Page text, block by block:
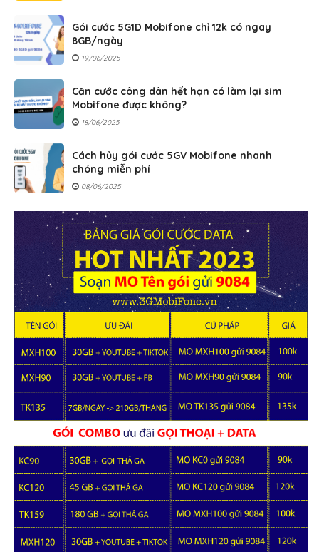
Gói cước 5G1D Mobifone chỉ 12k có ngay
8GB/ngày
19/06/2025
Căn cước công dân hết hạn có làm lại sim
Mobifone được không?
18/06/2025
Cách hủy gói cước 5GV Mobifone nhanh
chóng miễn phí
08/06/2025